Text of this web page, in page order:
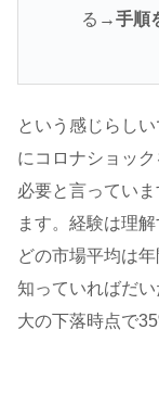
る→手順
という感じらし
にコロナショッ
必要と言ってい
ます。経験は理
どの市場平均は
知っていればだ
大の下落時点で